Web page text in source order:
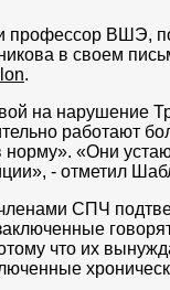
ВШЭ,
в своем
.
на нарушение
работают
норму». «Они
- отметил
СПЧ
что их